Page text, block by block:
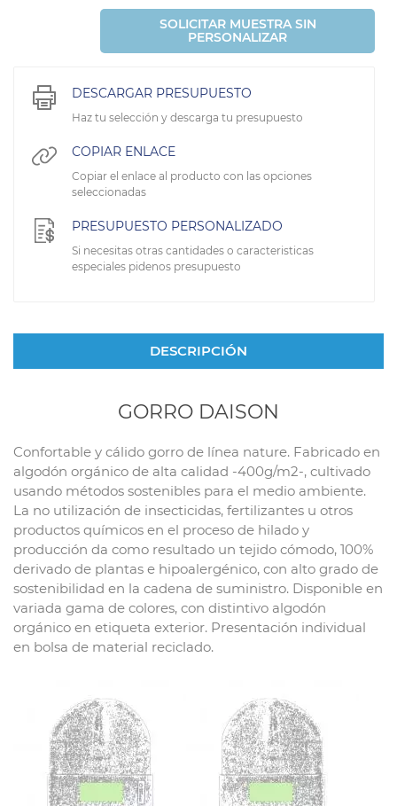
SOLICITAR MUESTRA SIN
PERSONALIZAR
DESCARGAR PRESUPUESTO
Haz tu selección y descarga tu presupuesto
COPIAR ENLACE
Copiar el enlace al producto con las opciones
seleccionadas
PRESUPUESTO PERSONALIZADO
Si necesitas otras cantidades o caracteristicas
especiales pidenos presupuesto
DESCRIPCIÓN
GORRO DAISON
Confortable y cálido gorro de línea nature. Fabricado en
algodón orgánico de alta calidad -400g/m2-, cultivado
usando métodos sostenibles para el medio ambiente.
La no utilización de insecticidas, fertilizantes u otros
productos químicos en el proceso de hilado y
producción da como resultado un tejido cómodo, 100%
derivado de plantas e hipoalergénico, con alto grado de
sostenibilidad en la cadena de suministro. Disponible en
variada gama de colores, con distintivo algodón
orgánico en etiqueta exterior. Presentación individual
en bolsa de material reciclado.